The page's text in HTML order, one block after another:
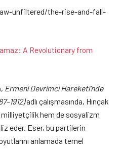
unfiltered/the-rise-and-fall-
A Revolutionary from
, Ermeni Devrimci Hareketi’nde
adlı çalışmasında, Hınçak
hem de sosyalizm
eder. Eser, bu partilerin
anlamada temel